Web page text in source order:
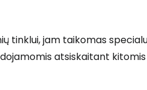
tinklui, jam taikomas
atsiskaitant